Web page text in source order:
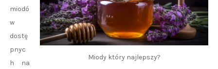
Miody który najlepszy?
miodó
w
dostę
pnyc
h na